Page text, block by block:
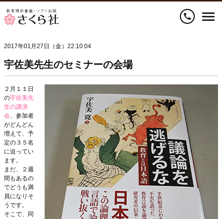
call
2017年01月27日（金）22:10:04
宇佐美先生のセミナーの会場
２月１１日
の宇佐美先
生の講演
会、参加者
がどんどん
増えて、予
定の３５名
に迫ってい
ます。
まだ、２週
間もあるの
でどうも満
員になりそ
うです。
そこで、同